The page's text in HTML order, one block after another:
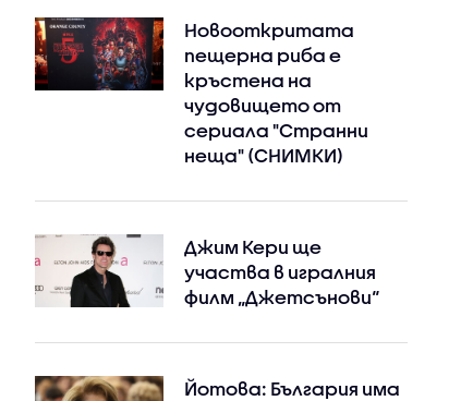
Новооткритата
пещерна риба е
кръстена на
чудовището от
сериала "Странни
неща" (СНИМКИ)
Джим Кери ще
участва в игралния
филм „Джетсънови“
Йотова: България има